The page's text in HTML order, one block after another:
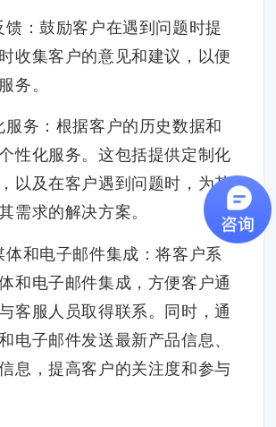
：鼓励客户在遇到问题时提
收集客户的意见和建议，以便
务。
服务：根据客户的历史数据和
性化服务。这包括提供定制化
以及在客户遇到问题时，为其
需求的解决方案。
体和电子邮件集成：将客户系
和电子邮件集成，方便客户通
客服人员取得联系。同时，通
电子邮件发送最新产品信息、
息，提高客户的关注度和参与